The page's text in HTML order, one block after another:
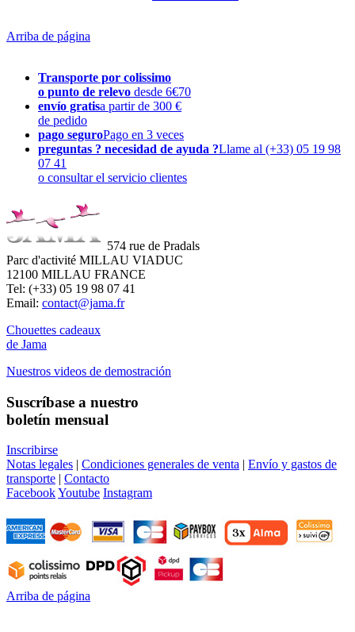
Arriba de página
Transporte por colissimo
o punto de relevo desde 6€70
envío gratisa partir de 300 €
de pedido
pago seguroPago en 3 veces
preguntas ? necesidad de ayuda ?Llame al (+33) 05 19 98
07 41
o consultar el servicio clientes
574 rue de Pradals
Parc d'activité MILLAU VIADUC
12100 MILLAU FRANCE
Tel: (+33) 05 19 98 07 41
Email: contact@jama.fr
Chouettes cadeaux
de Jama
Nuestros videos de demostración
Suscríbase a nuestro
boletín mensual
Inscribirse
Notas legales | Condiciones generales de venta | Envío y gastos de
transporte | Contacto
FacebookYoutube Instagram
Arriba de página